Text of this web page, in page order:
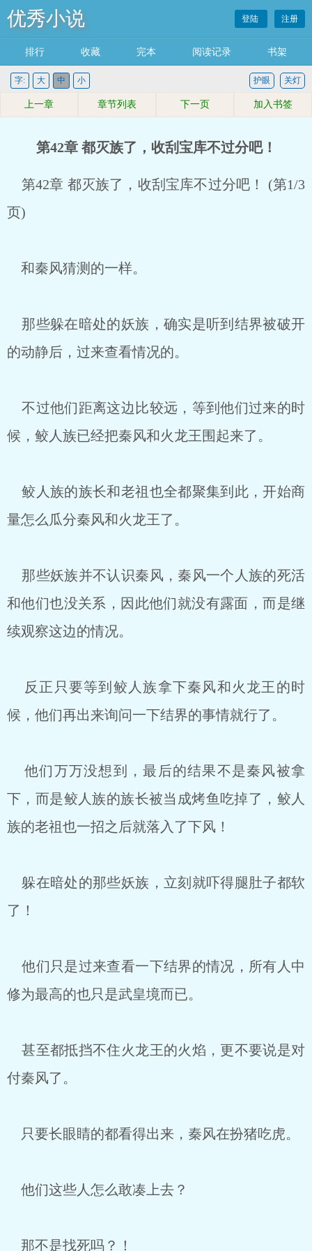
优秀小说 登陆 注册
排行 收藏 完本 阅读记录 书架
字: 大 中 小 关灯
护眼
上一章 章节列表 下一页 加入书签
第42章 都灭族了，收刮宝库不过分吧！
第42章 都灭族了，收刮宝库不过分吧！ (第1/3
页)
和秦风猜测的一样。
那些躲在暗处的妖族，确实是听到结界被破开
的动静后，过来查看情况的。
不过他们距离这边比较远，等到他们过来的时
候，鲛人族已经把秦风和火龙王围起来了。
鲛人族的族长和老祖也全都聚集到此，开始商
量怎么瓜分秦风和火龙王了。
那些妖族并不认识秦风，秦风一个人族的死活
和他们也没关系，因此他们就没有露面，而是继
续观察这边的情况。
反正只要等到鲛人族拿下秦风和火龙王的时
候，他们再出来询问一下结界的事情就行了。
他们万万没想到，最后的结果不是秦风被拿
下，而是鲛人族的族长被当成烤鱼吃掉了，鲛人
族的老祖也一招之后就落入了下风！
躲在暗处的那些妖族，立刻就吓得腿肚子都软
了！
他们只是过来查看一下结界的情况，所有人中
修为最高的也只是武皇境而已。
甚至都抵挡不住火龙王的火焰，更不要说是对
付秦风了。
只要长眼睛的都看得出来，秦风在扮猪吃虎。
他们这些人怎么敢凑上去？
那不是找死吗？！